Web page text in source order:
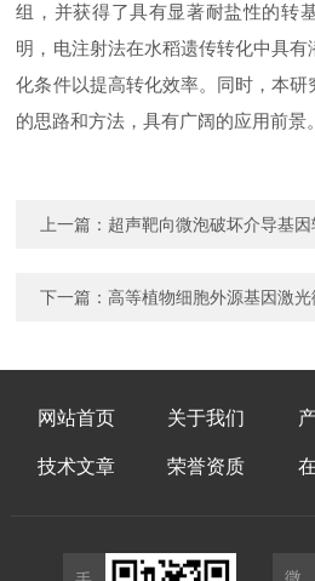
组，并获得了具有显著耐盐性的转
明，电注射法在水稻遗传转化中具
化条件以提高转化效率。同时，本
的思路和方法，具有广阔的应用前景。
上一篇： 超声靶向微泡破坏介导基
下一篇：高等植物细胞外源基因激
网站首页 关于我们
技术文章 荣誉资质
微